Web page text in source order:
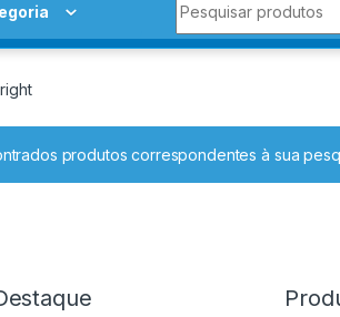
produtos correspondentes à sua